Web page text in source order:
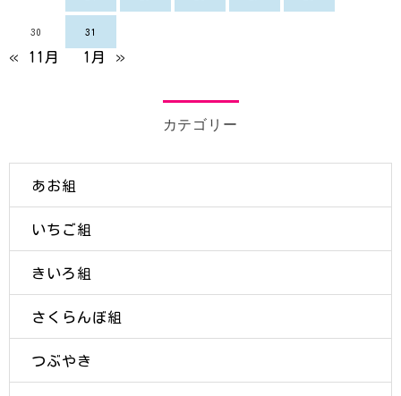
30 31
« 11月 1月 »
カテゴリー
あお組
いちご組
きいろ組
さくらんぼ組
つぶやき